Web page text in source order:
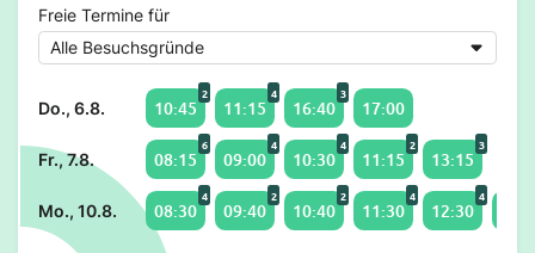
Freie Termine für
Do., 6.8. 10:45
2
11:15
4
16:40
3
17:00
Fr., 7.8. 08:15
6
09:00
4
10:30
4
11:15
2
13:15
3
Mo., 10.8. 08:30
4
09:40
2
10:40
2
11:30
4
12:30
4